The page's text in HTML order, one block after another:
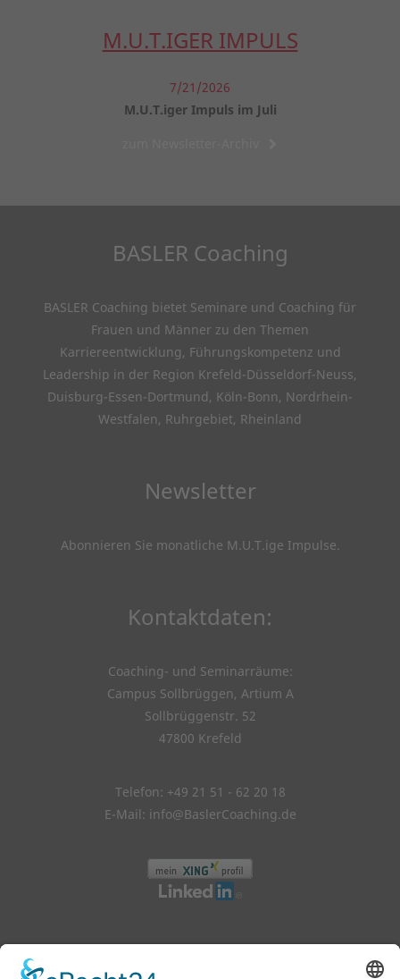
M.U.T.IGER IMPULS
7/21/2026
M.U.T.iger Impuls im Juli
BASLER Coaching
BASLER Coaching bietet Seminare und Coaching für
Frauen und Männer zu den Themen
Karriereentwicklung, Führungskompetenz und
Leadership in der Region Krefeld-Düsseldorf-Neuss,
Duisburg-Essen-Dortmund, Köln-Bonn, Nordrhein-
Westfalen, Ruhrgebiet, Rheinland
Newsletter
Abonnieren Sie monatliche M.U.T.ige Impulse
Kontaktdaten:
Coaching- und Seminarräume:
Campus Sollbrüggen, Artium A
Sollbrüggenstr. 52
47800 Krefeld
Telefon: +49 21 51 - 62 20 18
E-Mail: info@BaslerCoaching.de